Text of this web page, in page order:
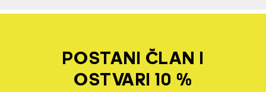
POSTANI ČLAN I
OSTVARI 10 %